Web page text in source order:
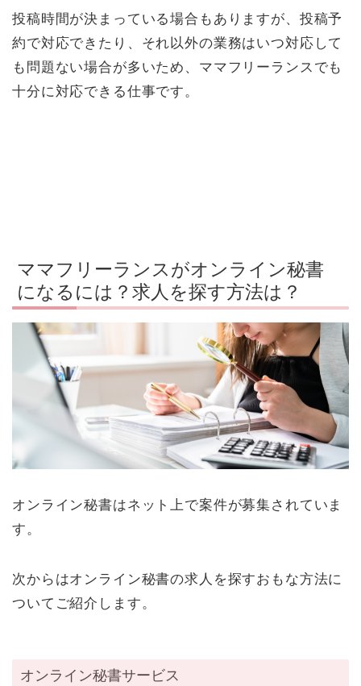
投稿時間が決まっている場合もありますが、投稿予
約で対応できたり、それ以外の業務はいつ対応して
も問題ない場合が多いため、ママフリーランスでも
十分に対応できる仕事です。
ママフリーランスがオンライン秘書
になるには？求人を探す方法は？
オンライン秘書はネット上で案件が募集されていま
す。
次からはオンライン秘書の求人を探すおもな方法に
ついてご紹介します。
オンライン秘書サービス